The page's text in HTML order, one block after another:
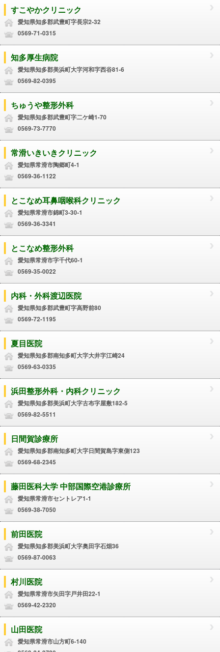
すこやかクリニック
愛知県知多郡武豊町字長宗2-32
0569-71-0315
知多厚生病院
愛知県知多郡美浜町大字河和字西谷81-6
0569-82-0395
ちゅうや整形外科
愛知県知多郡武豊町字二ケ崎1-70
0569-73-7770
常滑いきいきクリニック
愛知県常滑市陶郷町4-1
0569-36-1122
とこなめ耳鼻咽喉科クリニック
愛知県常滑市錦町3-30-1
0569-36-3341
とこなめ整形外科
愛知県常滑市字千代60-1
0569-35-0022
内科・外科渡辺医院
愛知県知多郡武豊町字高野前80
0569-72-1195
夏目医院
愛知県知多郡南知多町大字大井字江崎24
0569-63-0335
浜田整形外科・内科クリニック
愛知県知多郡美浜町大字古布字屋敷182-5
0569-82-5511
日間賀診療所
愛知県知多郡南知多町大字日間賀島字東側123
0569-68-2345
藤田医科大学 中部国際空港診療所
愛知県常滑市セントレア1-1
0569-38-7050
前田医院
愛知県知多郡美浜町大字奥田字石畑36
0569-87-0063
村川医院
愛知県常滑市矢田字戸井田22-1
0569-42-2320
山田医院
愛知県常滑市山方町6-140